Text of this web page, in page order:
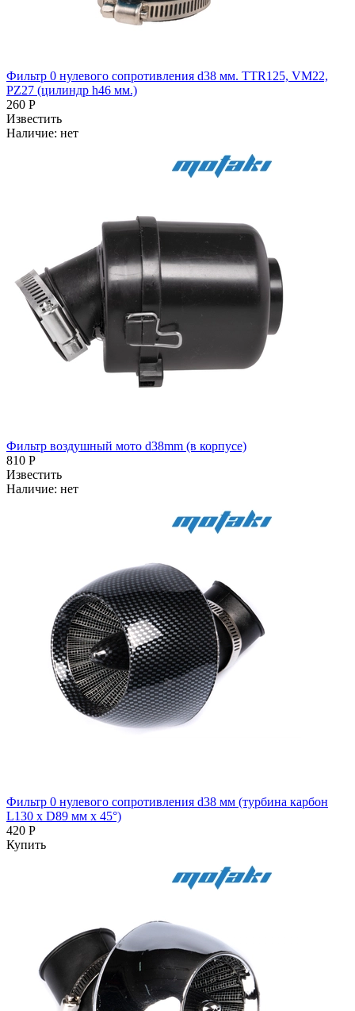
Фильтр 0 нулевого сопротивления d38 мм. TTR125, VM22,
PZ27 (цилиндр h46 мм.)
260 Р
Известить
Наличие: нет
Фильтр воздушный мото d38mm (в корпусе)
810 Р
Известить
Наличие: нет
Фильтр 0 нулевого сопротивления d38 мм (турбина карбон
L130 x D89 мм x 45°)
420 Р
Купить